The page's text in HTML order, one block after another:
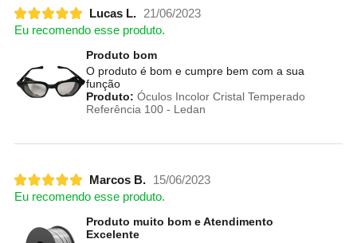
Lucas L.
21/06/2023
Eu recomendo esse produto.
Produto bom
O produto é bom e cumpre bem com a sua
função
Produto: Óculos Incolor Cristal Temperado
Referência 100 - Ledan
Marcos B.
15/06/2023
Eu recomendo esse produto.
Produto muito bom e Atendimento
Excelente